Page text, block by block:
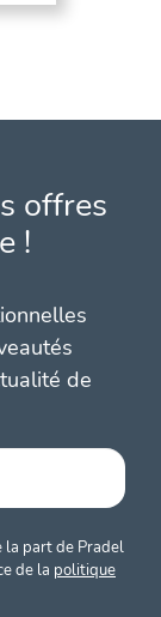
offres
!
de
la part de Pradel
de la politique